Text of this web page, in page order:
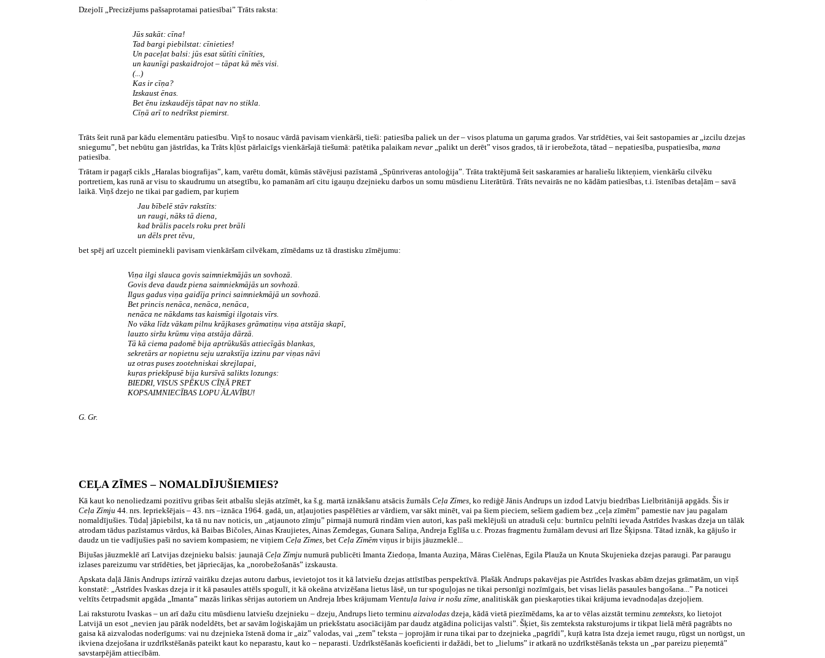
Dzejolī „Precizējums pašsaprotamai patiesībai” Trāts raksta:
Jūs sakāt: cīna!
Tad bargi piebilstat: cīnieties!
Un paceļat balsi: jūs esat sūtīti cīnīties,
un kaunīgi paskaidrojot – tāpat kā mēs visi.
(...)
Kas ir cīņa?
Izskaust ēnas.
Bet ēnu izskaudējs tāpat nav no stikla.
Cīņā arī to nedrīkst piemirst.
Trāts šeit runā par kādu elementāru patiesību. Viņš to nosauc vārdā pavisam vienkārši, tieši: patiesība paliek un der – visos platuma un gaŗuma grados. Var strīdēties, vai šeit sastopamies ar „izcilu dzejas
sniegumu”, bet nebūtu gan jāstrīdas, ka Trāts kļūst pārlaicīgs vienkāršajā tiešumā: patētika palaikamnevar „palikt un derēt” visos grados, tā ir ierobežota, tātad – nepatiesība, puspatiesība,mana
patiesība.
Trātam ir pagaŗš cikls „Haralas biografijas”, kam, varētu domāt, kūmās stāvējusi pazīstamā „Spūnriveras antoloģija”. Trāta traktējumā šeit saskaramies ar haraliešu likteņiem, vienkāršu cilvēku
portretiem, kas runā ar visu to skaudrumu un atsegtību, ko pamanām arī citu igauņu dzejnieku darbos un somu mūsdienu Literātūrā. Trāts nevairās ne no kādām patiesības, t.i. īstenības detaļām – savā
laikā. Viņš dzejo ne tikai par gadiem, par kuŗiem
Jau bībelē stāv rakstīts:
un raugi, nāks tā diena,
kad brālis pacels roku pret brāli
un dēls pret tēvu,
bet spēj arī uzcelt pieminekli pavisam vienkāršam cilvēkam, zīmēdams uz tā drastisku zīmējumu:
Viņa ilgi slauca govis saimniekmājās un sovhozā.
Govis deva daudz piena saimniekmājās un sovhozā.
Ilgus gadus viņa gaidīja princi saimniekmājā un sovhozā.
Bet princis nenāca, nenāca, nenāca,
nenāca ne nākdams tas kaismīgi ilgotais vīrs.
No vāka līdz vākam pilnu krājkases grāmatiņu viņa atstāja skapī,
lauzto siržu krūmu viņa atstāja dārzā.
Tā kā ciema padomē bija aptrūkušās attiecīgās blankas,
sekretārs ar nopietnu seju uzrakstīja izzinu par viņas nāvi
uz otras puses zootehniskai skrejlapai,
kuŗas priekšpusē bija kursīvā salikts lozungs:
BIEDRI, VISUS SPĒKUS CĪŅĀ PRET
KOPSAIMNIECĪBAS LOPU ĀLAVĪBU!
G. Gr.
CEĻA ZĪMES – NOMALDĪJUŠIEMIES?
Kā kaut ko nenoliedzami pozitīvu gribas šeit atbalšu slejās atzīmēt, ka š.g. martā iznākšanu atsācis žurnālsCeļa Zīmes,ko rediģē Jānis Andrups un izdod Latvju biedrības Lielbritānijā apgāds. Šis ir
Ceļa Zīmju44.nrs. Iepriekšējais –43.nrs –iznāca 1964.gadā, un, atļaujoties paspēlēties ar vārdiem, var sākt minēt, vai pa šiem pieciem, sešiem gadiem bez „ceļa zīmēm” pamestie nav jau pagalam
nomaldījušies. Tūdaļ jāpiebilst, ka tā nu nav noticis, un „atjaunoto zīmju” pirmajā numurā rindām vien autori, kas paši meklējuši un atraduši ceļu: burtnīcu pelnīti ievada Astrīdes Ivaskas dzeja un tālāk
atrodam tādus pazīstamus vārdus, kā Baibas Bičoles, Ainas Kraujietes, Ainas Zemdegas, Gunara Saliņa, Andreja Eglīša u.c. Prozas fragmentu žurnālam devusi arī Ilze Šķipsna. Tātad iznāk, ka gājušo ir
daudz un tie vadījušies paši no saviem kompasiem; ne viņiemCeļa Zīmes,betCeļa Zīmēmviņus ir bijis jāuzmeklē...
Bijušas jāuzmeklē arī Latvijas dzejnieku balsis: jaunajāCeļa Zīmjunumurā publicēti Imanta Ziedoņa, Imanta Auziņa, Māras Cielēnas, Egila Plauža un Knuta Skujenieka dzejas paraugi. Par paraugu
izlases pareizumu var strīdēties, bet jāpriecājas, ka „norobežošanās” izskausta.
Apskata daļā Jānis Andrupsiztirzāvairāku dzejas autoru darbus, ievietojot tos it kā latviešu dzejas attīstības perspektīvā. Plašāk Andrups pakavējas pie Astrīdes Ivaskas abām dzejas grāmatām, un viņš
konstatē: „Astrīdes Ivaskas dzeja ir it kā pasaules attēls spogulī, it kā okeāna atvizēšana lietus lāsē, un tur spoguļojas ne tikai personīgi nozīmīgais, bet visas lielās pasaules bangošana...” Pa noticei
veltīts četrpadsmit apgāda „Imanta” mazās lirikas sērijas autoriem un Andreja Irbes krājumamVientuļa laiva ir nošu zīme,analitiskāk gan pieskaŗoties tikai krājuma ievadnodaļas dzejoļiem.
Lai raksturotu Ivaskas – un arī dažu citu mūsdienu latviešu dzejnieku – dzeju, Andrups lieto terminuaizvalodasdzeja, kādā vietā piezīmēdams, ka ar to vēlas aizstāt terminuzemteksts,ko lietojot
Latvijā un esot „nevien jau pārāk nodeldēts, bet ar savām loģiskajām un priekšstatu asociācijām par daudz atgādina policijas valsti”. Šķiet, šis zemteksta raksturojums ir tikpat lielā mērā pagrābts no
gaisa kā aizvalodas noderīgums: vai nu dzejnieka īstenā doma ir „aiz” valodas, vai „zem” teksta – joprojām ir runa tikai par to dzejnieka „pagrīdi”, kuŗā katra īsta dzeja iemet raugu, rūgst un norūgst, un
ikviena dzejošana ir uzdrīkstēšanās pateikt kaut ko neparastu, kaut ko – neparasti. Uzdrīkstēšanās koeficienti ir dažādi, bet to „lielums” ir atkarā no uzdrīkstēšanās teksta un „par pareizu pieņemtā”
savstarpējām attiecībām.